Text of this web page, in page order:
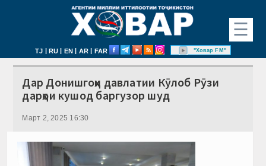
☰
TJ | RU | EN | AR | FAR "Ховар FM"
Дар Донишгоҳи давлатии Кӯлоб Рӯзи
дарҳои кушод баргузор шуд
Март 2, 2025 16:30